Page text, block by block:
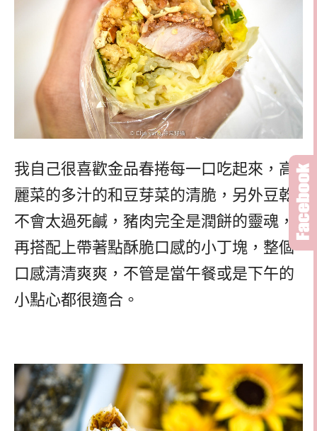
我自己很喜歡金品春捲每一口吃起來，高
麗菜的多汁的和豆芽菜的清脆，另外豆乾
不會太過死鹹，豬肉完全是潤餅的靈魂，
再搭配上帶著點酥脆口感的小丁塊，整個
口感清清爽爽，不管是當午餐或是下午的
小點心都很適合。